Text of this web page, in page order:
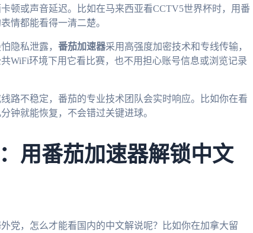
顿或声音延迟。比如在马来西亚看CCTV5世界杯时，用番
情都能看得一清二楚。
隐私泄露， 番茄加速器采用高强度加密技术和专线传输，
WiFi环境下用它看比赛，也不用担心账号信息或浏览记录
路不稳定，番茄的专业技术团队会实时响应。比如你在看
钟就能恢复，不会错过关键进球。
用番茄加速器解锁中文
党，怎么才能看国内的中文解说呢？比如你在加拿大留